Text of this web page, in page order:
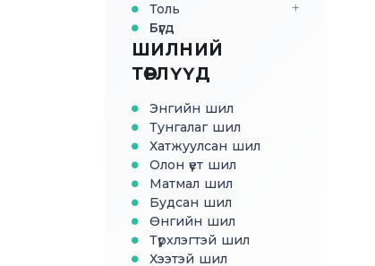
Толь
Бүгд
ШИЛНИЙ
ТӨРЛҮҮД
Энгийн шил
Тунгалаг шил
Хатжуулсан шил
Олон үет шил
Матмал шил
Будсан шил
Өнгийн шил
Түрхлэгтэй шил
Хээтэй шил